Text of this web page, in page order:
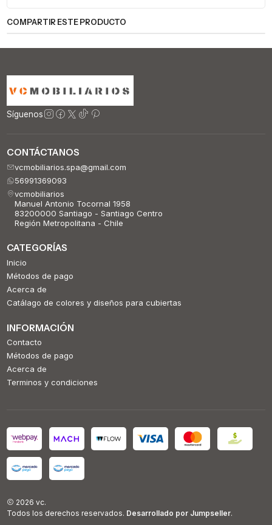
COMPARTIR ESTE PRODUCTO
Síguenos
CONTÁCTANOS
vcmobiliarios.spa@gmail.com
56991369093
vcmobiliarios
Manuel Antonio Tocornal 1958
83200000 Santiago - Santiago Centro
Región Metropolitana - Chile
CATEGORÍAS
Inicio
Métodos de pago
Acerca de
Catálago de colores y diseños para cubiertas
INFORMACIÓN
Contacto
Métodos de pago
Acerca de
Terminos y condiciones
2026 vc.
Todos los derechos reservados. Desarrollado por Jumpseller.